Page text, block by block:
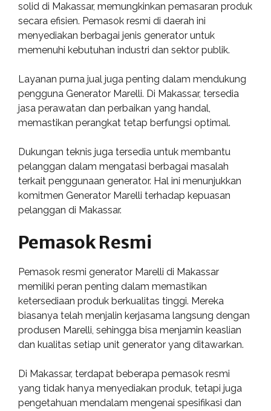
solid di Makassar, memungkinkan pemasaran produk
secara efisien. Pemasok resmi di daerah ini
menyediakan berbagai jenis generator untuk
memenuhi kebutuhan industri dan sektor publik.
Layanan purna jual juga penting dalam mendukung
pengguna Generator Marelli. Di Makassar, tersedia
jasa perawatan dan perbaikan yang handal,
memastikan perangkat tetap berfungsi optimal.
Dukungan teknis juga tersedia untuk membantu
pelanggan dalam mengatasi berbagai masalah
terkait penggunaan generator. Hal ini menunjukkan
komitmen Generator Marelli terhadap kepuasan
pelanggan di Makassar.
Pemasok Resmi
Pemasok resmi generator Marelli di Makassar
memiliki peran penting dalam memastikan
ketersediaan produk berkualitas tinggi. Mereka
biasanya telah menjalin kerjasama langsung dengan
produsen Marelli, sehingga bisa menjamin keaslian
dan kualitas setiap unit generator yang ditawarkan.
Di Makassar, terdapat beberapa pemasok resmi
yang tidak hanya menyediakan produk, tetapi juga
pengetahuan mendalam mengenai spesifikasi dan